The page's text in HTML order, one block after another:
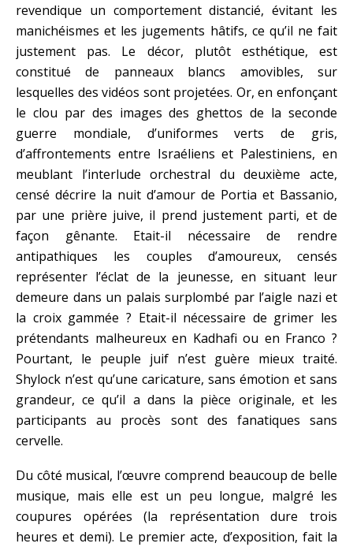
revendique un comportement distancié, évitant les
manichéismes et les jugements hâtifs, ce qu’il ne fait
justement pas. Le décor, plutôt esthétique, est
constitué de panneaux blancs amovibles, sur
lesquelles des vidéos sont projetées. Or, en enfonçant
le clou par des images des ghettos de la seconde
guerre mondiale, d’uniformes verts de gris,
d’affrontements entre Israéliens et Palestiniens, en
meublant l’interlude orchestral du deuxième acte,
censé décrire la nuit d’amour de Portia et Bassanio,
par une prière juive, il prend justement parti, et de
façon gênante. Etait-il nécessaire de rendre
antipathiques les couples d’amoureux, censés
représenter l’éclat de la jeunesse, en situant leur
demeure dans un palais surplombé par l’aigle nazi et
la croix gammée ? Etait-il nécessaire de grimer les
prétendants malheureux en Kadhafi ou en Franco ?
Pourtant, le peuple juif n’est guère mieux traité.
Shylock n’est qu’une caricature, sans émotion et sans
grandeur, ce qu’il a dans la pièce originale, et les
participants au procès sont des fanatiques sans
cervelle.
Du côté musical, l’œuvre comprend beaucoup de belle
musique, mais elle est un peu longue, malgré les
coupures opérées (la représentation dure trois
heures et demi). Le premier acte, d’exposition, fait la